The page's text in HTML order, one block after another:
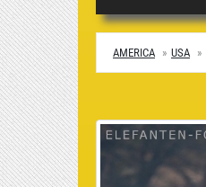
AMERICA USA